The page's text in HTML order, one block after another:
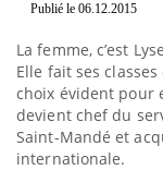
Publié le 06.12.2015
La femme, c’est
Elle fait ses
choix évident pour
devient chef du
Saint-Mandé et
internationale.